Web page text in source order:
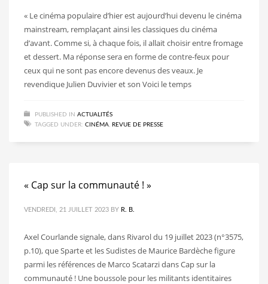
« Le cinéma populaire d’hier est aujourd’hui devenu le cinéma
mainstream, remplaçant ainsi les classiques du cinéma
d’avant. Comme si, à chaque fois, il allait choisir entre fromage
et dessert. Ma réponse sera en forme de contre-feux pour
ceux qui ne sont pas encore devenus des veaux. Je
revendique Julien Duvivier et son Voici le temps
PUBLISHED IN ACTUALITÉS
TAGGED UNDER: CINÉMA REVUE DE PRESSE
« Cap sur la communauté ! »
VENDREDI, 21 JUILLET 2023 BY R. B.
Axel Courlande signale, dans Rivarol du 19 juillet 2023 (n°3575,
p.10), que Sparte et les Sudistes de Maurice Bardèche figure
parmi les références de Marco Scatarzi dans Cap sur la
communauté ! Une boussole pour les militants identitaires